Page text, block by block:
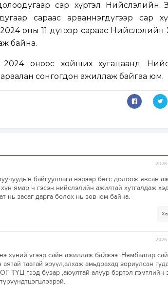
сар хүртэл Нийслэлийн
сараас арваннэгдүгээр сар
оны 11 дүгээр сараас Нийслэлийн
байна.
2024 оноос хойших хугацаанд
дараалан сонгогдон ажиллаж байгаа юм.
байгууллага нэрээр бөгс долоож явсан
ямар ч гэсэн нийслэлийн ажилтай хутгалдаж
нь засаг дарга болох нь зөв юм байна.
хүний үгээр сайн ажиллаж байжээ. Нямбаатар
таатай эрүүл,алхаж амьдрахад зориулсан
гээд бузар ,аюултай алуур бэртэл гэмтлийн